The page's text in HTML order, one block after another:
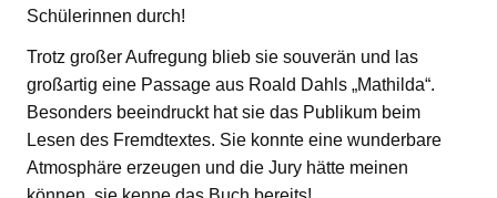
Schülerinnen durch!
Trotz großer Aufregung blieb sie souverän und las
großartig eine Passage aus Roald Dahls „Mathilda“.
Besonders beeindruckt hat sie das Publikum beim
Lesen des Fremdtextes. Sie konnte eine wunderbare
Atmosphäre erzeugen und die Jury hätte meinen